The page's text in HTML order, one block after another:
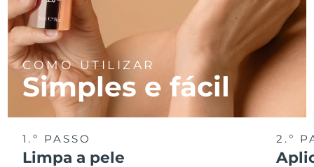
COMO UTILIZAR
Simples e fácil
1.º PASSO
Limpa a pele
2.º
Tailândia Entrega prevista 8/13/26
Turquia Entrega prevista 8/10/26
Emirados Árabes
Unidos
Entrega prevista8/10/26
Reino Unido Entrega prevista8/9/26
Estados Unidos 8/10/26